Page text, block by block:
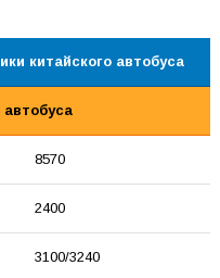
китайского автобуса
8570
2400
3100/3240